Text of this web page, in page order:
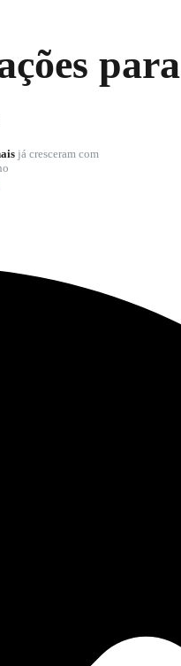
para
já cresceram com